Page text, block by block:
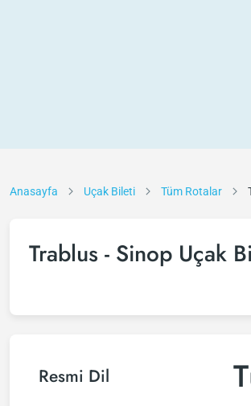
Anasayfa Uçak Bileti Tüm Rotalar
Trablus - Sinop Uçak
Resmi Dil